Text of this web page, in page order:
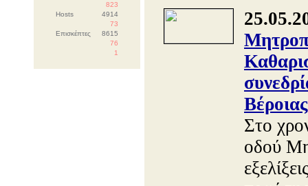
823
Hosts
4914
73
Επισκέπτες
8615
76
1
Βέροιας
Στο
οδού